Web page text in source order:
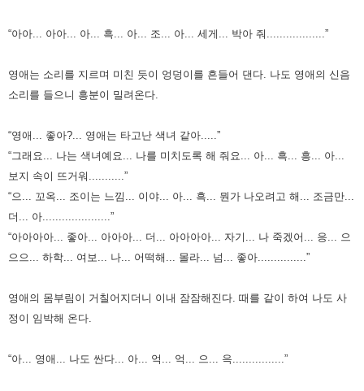
“아아... 아아... 아... 흑... 아... 조... 아... 세게... 박아 줘..................”
영애는 소리를 지르며 미친 듯이 엉덩이를 흔들어 댄다. 나도 영애의 신음
소리를 들으니 흥분이 밀려온다.
“영애... 좋아?... 영애는 타고난 색녀 같아.....”
“그래요... 나는 색녀예요... 나를 미치도록 해 줘요... 아... 흑... 흥... 아...
보지 속이 뜨거워...........”
“으... 꼬옥... 조이는 느낌... 이야... 아... 흑... 뭔가 나오려고 해... 조금만...
더... 아.....................”
“아아아아... 좋아... 아아아... 더... 아아아아... 자기... 나 죽겠어... 응... 으
으으... 하학... 여보... 나... 어떡해... 몰라... 넘... 좋아...............”
영애의 몸부림이 거칠어지더니 이내 잠잠해진다. 때를 같이 하여 나도 사
정이 임박해 온다.
“아... 영애... 나도 싼다... 아... 억... 억... 으... 윽................”